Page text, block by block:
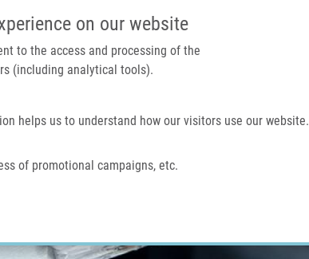
on our website
to the access and processing of the
(including analytical tools).
helps us to understand how our visitors use our website.
of promotional campaigns, etc.
IMTM PORTÁL
Domů O nás